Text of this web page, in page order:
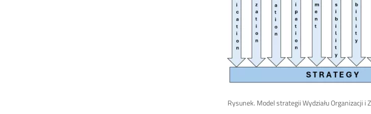
Rysunek. Model strategii Wydziału Organizacji i